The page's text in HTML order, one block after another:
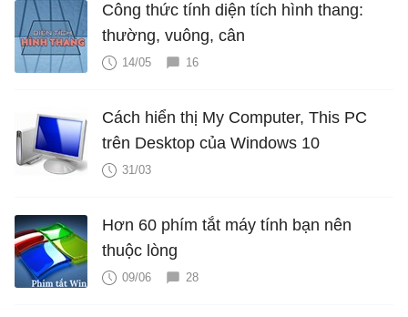
Công thức tính diện tích hình thang:
thường, vuông, cân
14/05 16
Cách hiển thị My Computer, This PC
trên Desktop của Windows 10
31/03
Hơn 60 phím tắt máy tính bạn nên
thuộc lòng
09/06 28